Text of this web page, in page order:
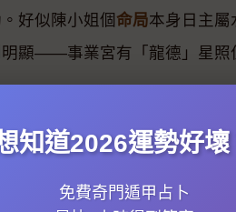
好似陳小姐個命局本身日主屬
顯——事業宮有「龍德」星照
本身八字 火土過重嘅人（例如
、壬水），流年木火消耗過
知道2026運勢好壞
免費奇門遁甲占卜